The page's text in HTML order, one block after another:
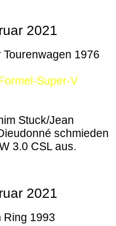
2021
1976
Super-V
Stuck/Jean
schmieden
3.0 CSL aus.
2021
Ring 1993